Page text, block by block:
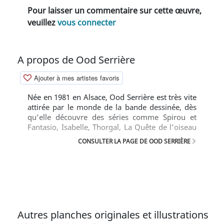
Pour laisser un commentaire sur cette œuvre,
veuillezvous connecter
A propos de Ood Serrière
Ajouter à mes artistes favoris
Née en 1981 en Alsace, Ood Serrière est très vite
attirée par le monde de la bande dessinée, dès
qu’elle découvre des séries comme Spirou et
Fantasio, Isabelle, Thorgal, La Quête de l’oiseau
du temps, ou Atalante. Après des études
d’architecture, elle décide de se consacrer à sa
collection Blackberry afin de réaliser le fil rouge
CONSULTER LA PAGE DE OOD SERRIÈRE
Autres planches originales et illustrations